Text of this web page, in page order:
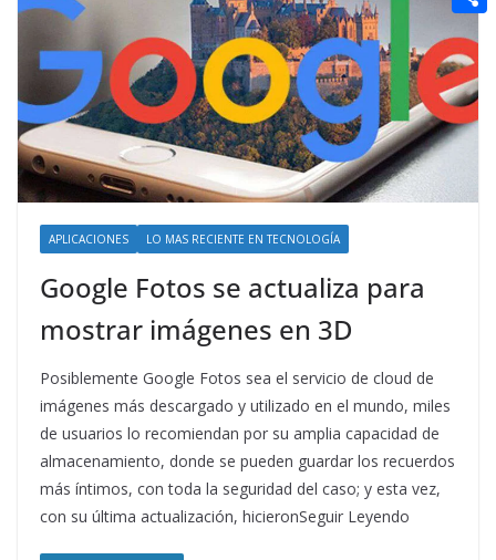
APLICACIONES LO MAS RECIENTE EN TECNOLOGÍA
Google Fotos se actualiza para
mostrar imágenes en 3D
Posiblemente Google Fotos sea el servicio de cloud de
imágenes más descargado y utilizado en el mundo, miles
de usuarios lo recomiendan por su amplia capacidad de
almacenamiento, donde se pueden guardar los recuerdos
más íntimos, con toda la seguridad del caso; y esta vez,
con su última actualización, hicieronSeguir Leyendo
n
e
r
e
r
e
r
e
s
a
i
l
d
d
i
C
o
m
p
r